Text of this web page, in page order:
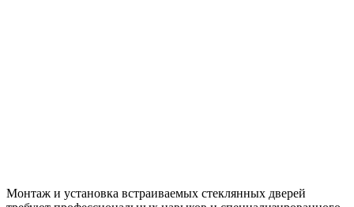
Монтаж и установка встраиваемых стеклянных дверей